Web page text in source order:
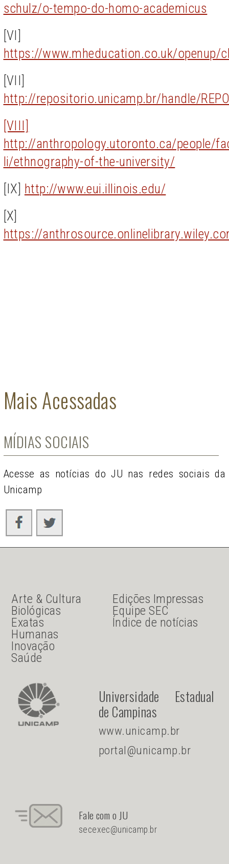
schulz/o-tempo-do-homo-academicus
[VI]
https://www.mheducation.co.uk/openup/
[VII]
http://repositorio.unicamp.br/handle/
[VIII]
http://anthropology.utoronto.ca/people/
li/ethnography-of-the-university/
[IX] http://www.eui.illinois.edu/
[X]
https://
Mais Acessadas
MÍDIAS SOCIAIS
Acesse as notícias do JU nas redes sociais da
Unicamp
JU Menu acesso rápido
Arte & Cultura
Biológicas
Exatas
Humanas
Inovação
Saúde
JU menu sanduiche
Edições Impressas
Equipe SEC
Índice de notícias
Universidade Estadual
de Campinas
www.unicamp.br
portal@unicamp.br
Fale com o JU
secexec@unicamp.br